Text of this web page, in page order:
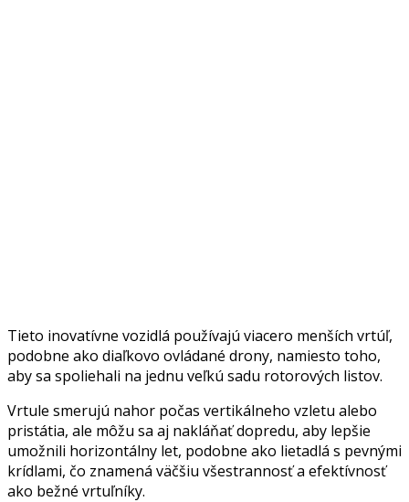
Tieto inovatívne vozidlá používajú viacero menších vrtúľ,
podobne ako diaľkovo ovládané drony, namiesto toho,
aby sa spoliehali na jednu veľkú sadu rotorových listov.
Vrtule smerujú nahor počas vertikálneho vzletu alebo
pristátia, ale môžu sa aj nakláňať dopredu, aby lepšie
umožnili horizontálny let, podobne ako lietadlá s pevnými
krídlami, čo znamená väčšiu všestrannosť a efektívnosť
ako bežné vrtuľníky.